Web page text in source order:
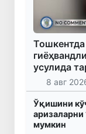
усулида
8 авг
Ўқишини
аризаларни
мумкин